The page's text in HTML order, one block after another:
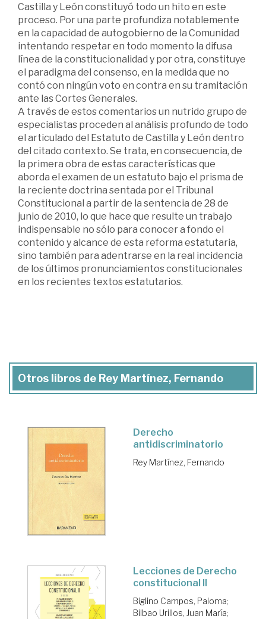
Castilla y León constituyó todo un hito en este
proceso. Por una parte profundiza notablemente
en la capacidad de autogobierno de la Comunidad
intentando respetar en todo momento la difusa
línea de la constitucionalidad y por otra, constituye
el paradigma del consenso, en la medida que no
contó con ningún voto en contra en su tramitación
ante las Cortes Generales.
A través de estos comentarios un nutrido grupo de
especialistas proceden al análisis profundo de todo
el articulado del Estatuto de Castilla y León dentro
del citado contexto. Se trata, en consecuencia, de
la primera obra de estas características que
aborda el examen de un estatuto bajo el prisma de
la reciente doctrina sentada por el Tribunal
Constitucional a partir de la sentencia de 28 de
junio de 2010, lo que hace que resulte un trabajo
indispensable no sólo para conocer a fondo el
contenido y alcance de esta reforma estatutaria,
sino también para adentrarse en la real incidencia
de los últimos pronunciamientos constitucionales
en los recientes textos estatutarios.
Otros libros de Rey Martínez, Fernando
Derecho
antidiscriminatorio
Rey Martínez, Fernando
Lecciones de Derecho
constitucional II
Biglino Campos, Paloma;
Bilbao Urillos, Juan María;